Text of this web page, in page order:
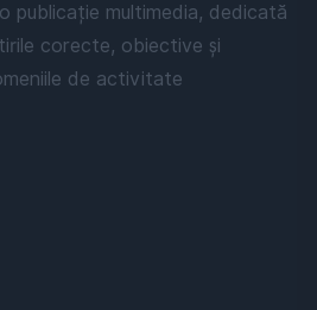
publicație multimedia, dedicată
corecte, obiective și
de activitate